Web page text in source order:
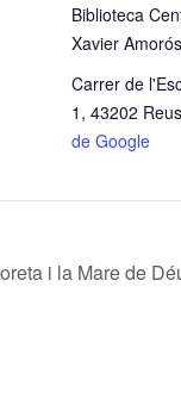
Biblioteca
Xavier Amorós
Carrer de
1, 43202 Reus
de Google
i la Mare de